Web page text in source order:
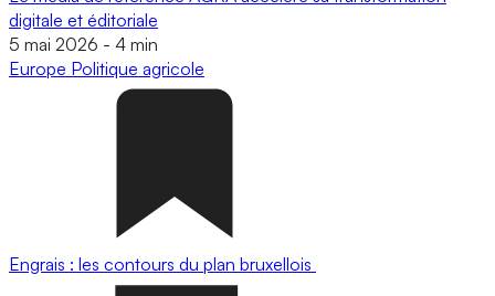
digitale et éditoriale
5 mai 2026 - 4 min
Europe Politique agricole
Engrais : les contours du plan bruxellois